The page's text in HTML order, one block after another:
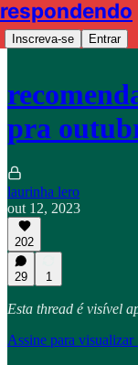
respondendo
Inscreva-se Entrar
pra
laurinha lero
out 12, 2023
202
29 1
Esta thread é visível
Assine para